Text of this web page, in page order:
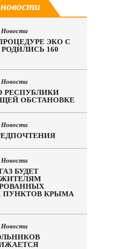
Новости
ЭКО С
160
Новости
РЕСПУБЛИКИ
ОБСТАНОВКЕ
Новости
Новости
БУДЕТ
ЖИТЕЛЯМ
ПУНКТОВ КРЫМА
Новости